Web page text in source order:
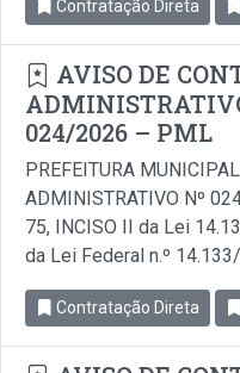
Contratação Direta
AVISO DE
024/2026 – PML
PREFEITURA
ADMINISTRATIVO Nº
75, INCISO II da Lei
da Lei Federal n.º
Contratação Direta